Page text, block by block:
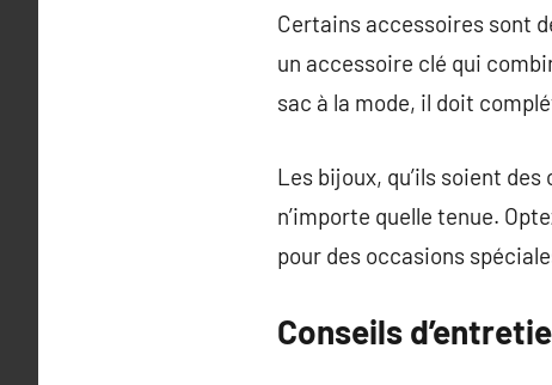
Certains accessoires sont
un accessoire clé qui
sac à la mode, il doit
Les bijoux, qu’ils soient
n’importe quelle tenue.
pour des occasions
Conseils